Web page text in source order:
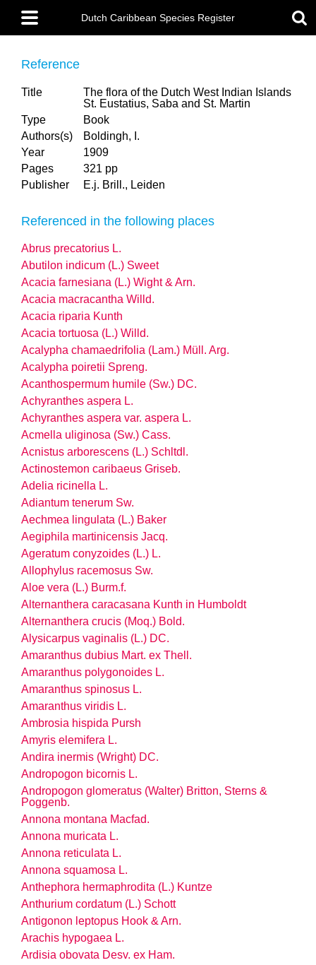
main
content
Main
menu
Dutch Caribbean Species Register
Reference
Title
The flora of the Dutch West Indian Islands
St. Eustatius, Saba and St. Martin
Type
Book
Authors(s)
Boldingh, I.
Year
1909
Pages
321 pp
Publisher
E.j. Brill., Leiden
Referenced in the following places
Abrus precatorius L.
Abutilon indicum (L.) Sweet
Acacia farnesiana (L.) Wight & Arn.
Acacia macracantha Willd.
Acacia riparia Kunth
Acacia tortuosa (L.) Willd.
Acalypha chamaedrifolia (Lam.) Müll. Arg.
Acalypha poiretii Spreng.
Acanthospermum humile (Sw.) DC.
Achyranthes aspera L.
Achyranthes aspera var. aspera L.
Acmella uliginosa (Sw.) Cass.
Acnistus arborescens (L.) Schltdl.
Actinostemon caribaeus Griseb.
Adelia ricinella L.
Adiantum tenerum Sw.
Aechmea lingulata (L.) Baker
Aegiphila martinicensis Jacq.
Ageratum conyzoides (L.) L.
Allophylus racemosus Sw.
Aloe vera (L.) Burm.f.
Alternanthera caracasana Kunth in Humboldt
Alternanthera crucis (Moq.) Bold.
Alysicarpus vaginalis (L.) DC.
Amaranthus dubius Mart. ex Thell.
Amaranthus polygonoides L.
Amaranthus spinosus L.
Amaranthus viridis L.
Ambrosia hispida Pursh
Amyris elemifera L.
Andira inermis (Wright) DC.
Andropogon bicornis L.
Andropogon glomeratus (Walter) Britton, Sterns &
Poggenb.
Annona montana Macfad.
Annona muricata L.
Annona reticulata L.
Annona squamosa L.
Anthephora hermaphrodita (L.) Kuntze
Anthurium cordatum (L.) Schott
Antigonon leptopus Hook & Arn.
Arachis hypogaea L.
Ardisia obovata Desv. ex Ham.